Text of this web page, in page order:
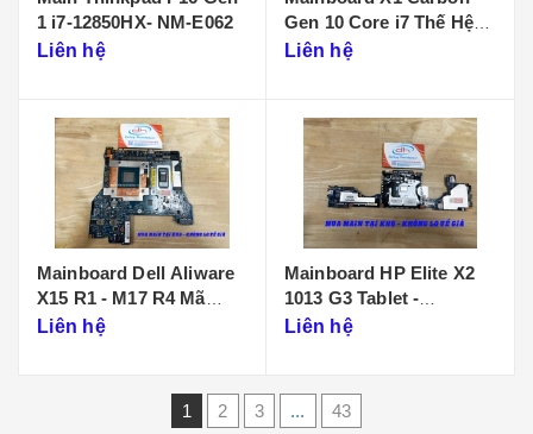
1 i7-12850HX- NM-E062
Liên hệ
Gen 10 Core i7 Thế Hệ
12 - NM-D961
Liên hệ
Mainboard Dell Aliware
X15 R1 - M17 R4 Mã
Main LA-K471P
Liên hệ
Mainboard HP Elite X2
1013 G3 Tablet -
DA0D99MBAI0
Liên hệ
1 2 3 ... 43